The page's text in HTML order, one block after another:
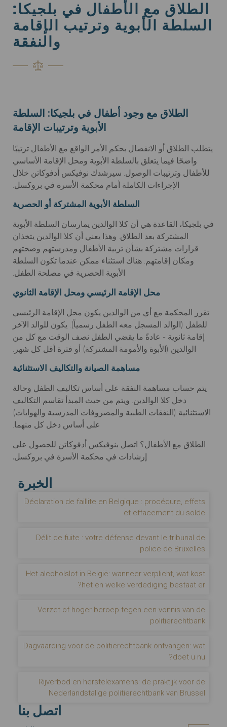
الطلاق مع الأطفال في بلجيكا:
السلطة الأبوية وترتيب الإقامة
والنفقة
الطلاق مع وجود أطفال في بلجيكا: السلطة
الأبوية وترتيبات الإقامة
يتطلب الطلاق أو الانفصال بحكم الأمر الواقع مع الأطفال ترتيبًا
واضحًا فيما يتعلق بالسلطة الأبوية ومحل الإقامة الأساسي
للأطفال وترتيبات الوصول. سيرشدك نوفيكس أدفوكاتن خلال
الإجراءات الكاملة أمام محكمة الأسرة في بروكسل.
السلطة الأبوية المشتركة أو الحصرية
في بلجيكا، القاعدة هي أن كلا الوالدين يمارسان السلطة الأبوية
المشتركة بعد الطلاق. وهذا يعني أن كلا الوالدين يتخذان
قرارات مشتركة بشأن تربية الأطفال ومدرستهم وصحتهم
ومكان إقامتهم. هناك استثناء ممكن عندما تكون السلطة
الأبوية الحصرية في مصلحة الطفل.
محل الإقامة الرئيسي ومحل الإقامة الثانوي
تقرر المحكمة مع أي من الوالدين يكون محل الإقامة الرئيسي
للطفل (الوالد المسجل معه الطفل رسمياً). يكون للوالد الآخر
إقامة ثانوية - عادةً ما يقضي الطفل نصف الوقت مع كل من
الوالدين (الأبوة والأمومة المشتركة) أو فترة أقل كل شهر.
مساهمة الصيانة والتكاليف الاستثنائية
يتم حساب مساهمة النفقة على أساس تكاليف الطفل وحالة
دخل كلا الوالدين. ويتم من حيث المبدأ تقاسم التكاليف
الاستثنائية (النفقات الطبية والمصروفات المدرسية والهوايات)
على أساس دخل كل منهما.
الطلاق مع الأطفال؟ اتصل بنوفيكس أدفوكاتن للحصول على
إرشادات في محكمة الأسرة في بروكسل.
الخبرة
Déclaration de faillite en Belgique : procédure, effets
et effacement du solde
Délit de fuite : votre défense devant le tribunal de
police de Bruxelles
Het alcoholslot in België: wanneer verplicht, wat kost
het en welke verdediging bestaat er?
Verzet of hoger beroep tegen een vonnis van de
politierechtbank
Dagvaarding voor de politierechtbank ontvangen: wat
doet u nu?
Rijverbod en herstelexamens: de praktijk voor de
Nederlandstalige politierechtbank van Brussel
اتصل بنا